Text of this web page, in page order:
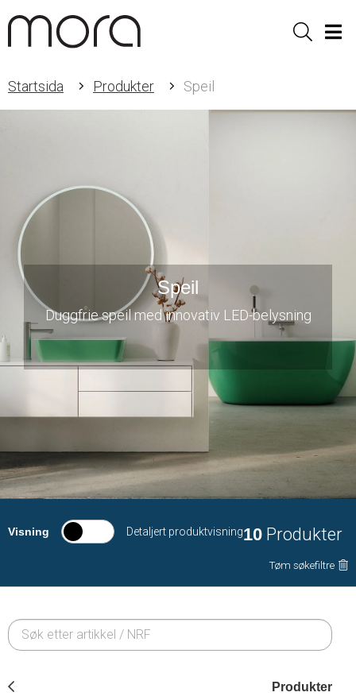
Sök
Startsida Produkter Speil
Speil
Duggfrie speil med innovativ LED-belysning
Visning Detaljert produktvisning10 Produkter
Tøm søkefiltre
Produkter